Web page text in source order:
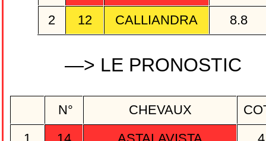
2
12 CALLIANDRA 8.8
—> LE PRONOSTIC
N° CHEVAUX